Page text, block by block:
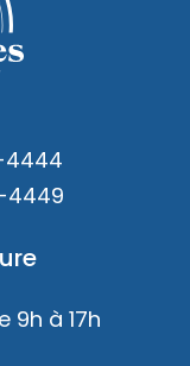
4444
4449
9h à 17h